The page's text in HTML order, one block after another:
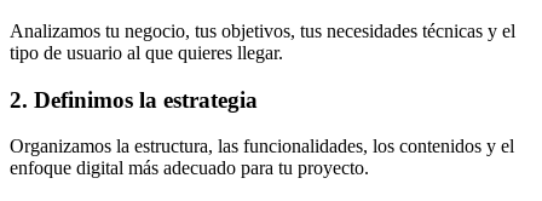
Analizamos tu negocio, tus objetivos, tus necesidades técnicas y el
tipo de usuario al que quieres llegar.
2. Definimos la estrategia
Organizamos la estructura, las funcionalidades, los contenidos y el
enfoque digital más adecuado para tu proyecto.